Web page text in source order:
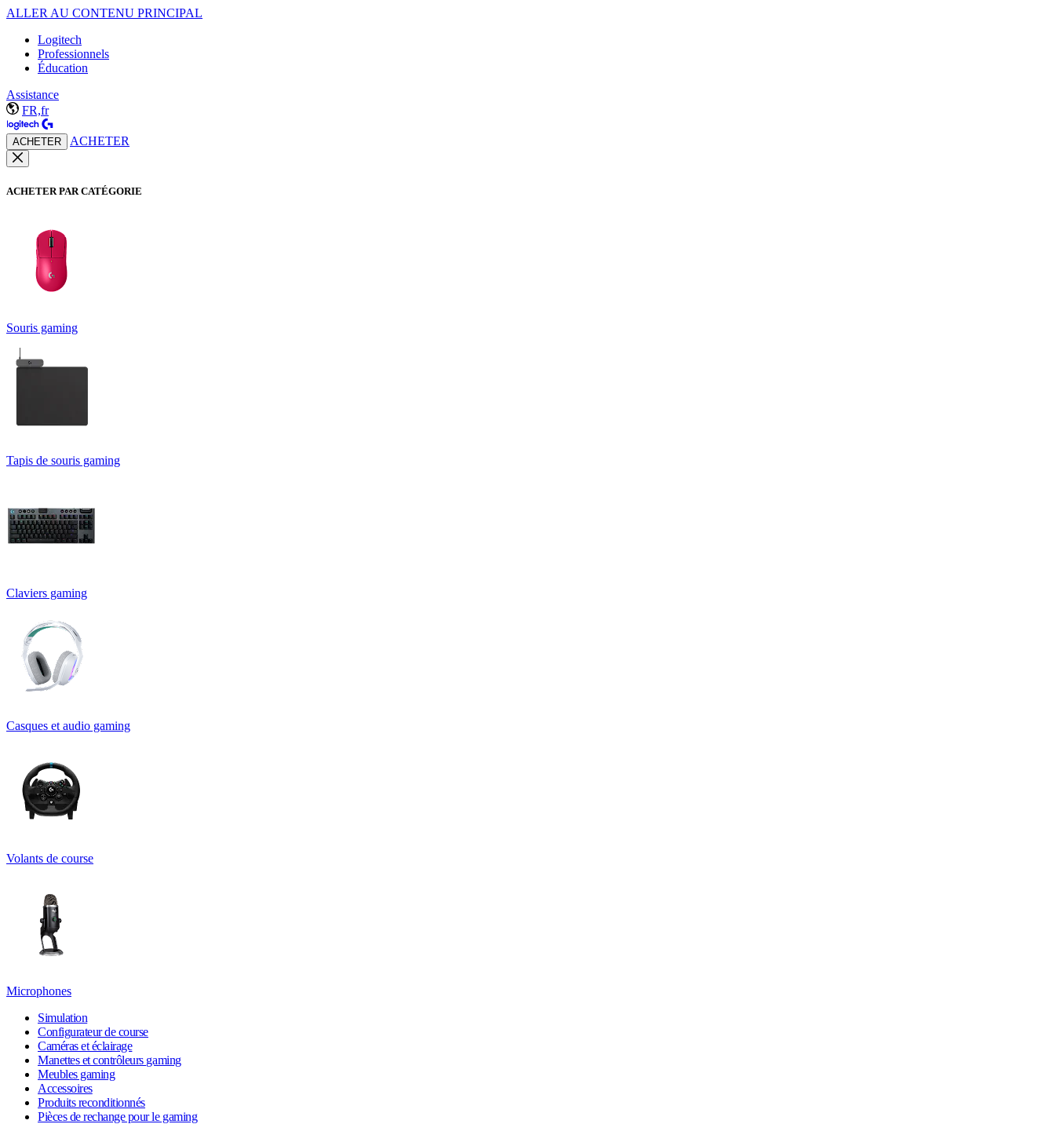
ALLER AU CONTENU PRINCIPAL
Logitech
Professionnels
Éducation
Assistance
FR,fr
ACHETER ACHETER
ACHETER PAR CATÉGORIE
Souris gaming
Tapis de souris gaming
Claviers gaming
Casques et audio gaming
Volants de course
Microphones
Simulation
Configurateur de course
Caméras et éclairage
Manettes et contrôleurs gaming
Meubles gaming
Accessoires
Produits reconditionnés
Pièces de rechange pour le gaming